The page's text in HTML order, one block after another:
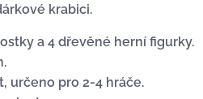
krabici.
a 4 dřevěné herní figurky.
určeno pro 2-4 hráče.